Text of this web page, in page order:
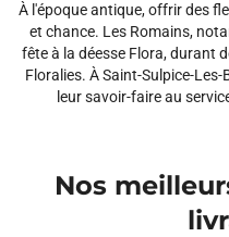
À l'époque antique, offrir des
et chance. Les Romains,
fête à la déesse Flora, durant
Floralies. À Saint-Sulpice-
leur savoir-faire au
Nos